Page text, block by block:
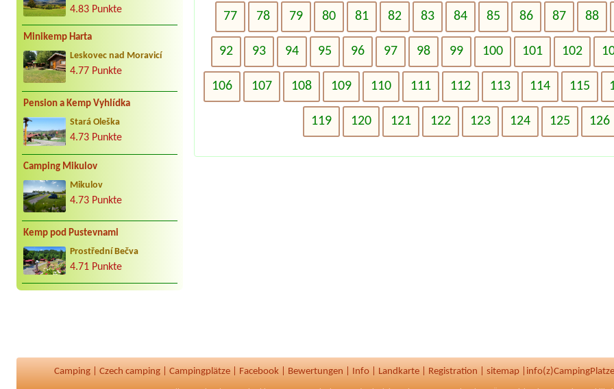
4.83 Punkte
Minikemp Harta
Leskovec nad Moravicí
4.77 Punkte
Pension a Kemp Vyhlídka
Stará Oleška
4.73 Punkte
Camping Mikulov
Mikulov
4.73 Punkte
Kemp pod Pustevnami
Prostřední Bečva
4.71 Punkte
77 78 79 80 81 82 83 84 85 86 87 88
92 93 94 95 96 97 98 99 100 101 102
106 107 108 109 110 111 112 113 114 115
119 120 121 122 123 124 125 126
Camping Czech camping Campingplätze Facebook Bewertungen Info Landkarte Registration sitemap